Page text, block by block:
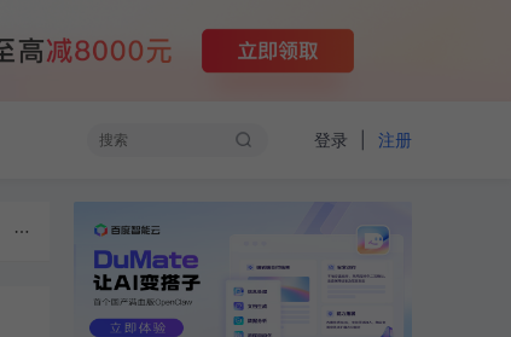
登录 注册
物联网 开源技术 大数据